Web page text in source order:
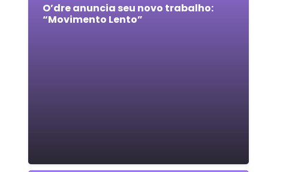
O’dre anuncia seu novo trabalho:
“Movimento Lento”